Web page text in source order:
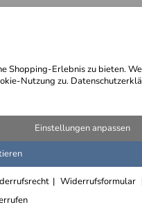
Shopping-Erlebnis zu bieten.
Nutzung zu.
Einstellungen anpassen
Widerrufsformular
@
rostiges
Zusätzliche